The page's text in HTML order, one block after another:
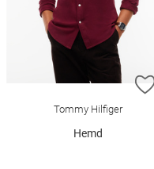
Tommy Hilfiger
Hemd